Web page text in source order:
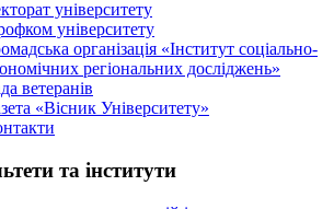
університету
університету
організація «Інститут соціально-
регіональних досліджень»
ветеранів
«Вісник Університету»
та інститути